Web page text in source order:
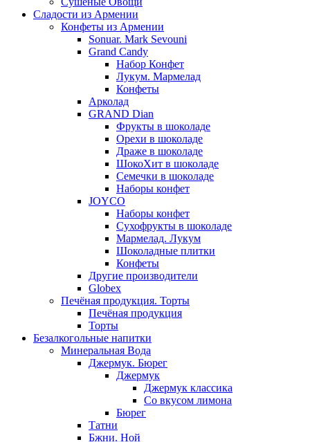
Сладости из Армении
Конфеты из Армении
Sonuar. Mark Sevouni
Grand Candy
Набор Конфет
Лукум. Мармелад
Конфеты
Арколад
GRAND Dian
Фрукты в шоколаде
Орехи в шоколаде
Драже в шоколаде
ШокоХит в шоколаде
Семечки в шоколаде
Наборы конфет
JOYCO
Наборы конфет
Сухофрукты в шоколаде
Мармелад. Лукум
Шоколадные плитки
Конфеты
Другие производители
Globex
Печёная продукция. Торты
Печёная продукция
Торты
Безалкогольные напитки
Минеральная Вода
Джермук. Бюрег
Джермук
Джермук классика
Со вкусом лимона
Бюрег
Татни
Бжни. Ной